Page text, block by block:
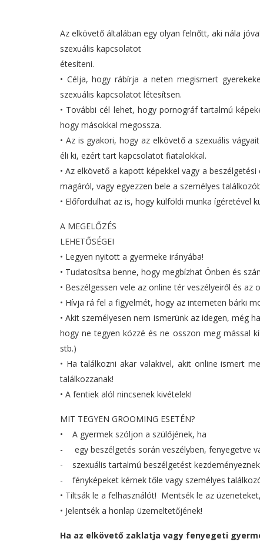
Az elkövető általában egy olyan felnőtt, aki nála
szexuális kapcsolatot
étesíteni.
• Célja, hogy rábírja a neten megismert
szexuális kapcsolatot létesítsen.
• További cél lehet, hogy pornográf tartalmú
hogy másokkal megossza.
• Az is gyakori, hogy az elkövető a szexuális
éli ki, ezért tart kapcsolatot fiatalokkal.
• Az elkövető a kapott képekkel vagy a
magáról, vagy egyezzen bele a személyes
• Előfordulhat az is, hogy külföldi munka
A MEGELŐZÉS
LEHETŐSÉGEI
• Legyen nyitott a gyermeke irányába!
• Tudatosítsa benne, hogy megbízhat Önben és
• Beszélgessen vele az online tér veszélyeiről és az
• Hívja rá fel a figyelmét, hogy az interneten bárki
• Akit személyesen nem ismerünk az idegen, még
hogy ne tegyen közzé és ne osszon meg mással
stb.)
• Ha találkozni akar valakivel, akit online ismert
találkozzanak!
• A fentiek alól nincsenek kivételek!
MIT TEGYEN GROOMING ESETÉN?
• A gyermek szóljon a szülőjének, ha
- egy beszélgetés során veszélyben, fenyegetve
- szexuális tartalmú beszélgetést
- fényképeket kérnek tőle vagy személyes
• Tiltsák le a felhasználót! Mentsék le az
• Jelentsék a honlap üzemeltetőjének!
Ha az elkövető zaklatja vagy fenyegeti